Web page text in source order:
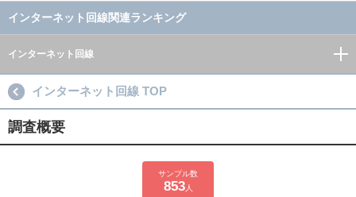
インターネット回線関連ランキング
インターネット回線
インターネット回線 TOP
調査概要
サンプル数
853人